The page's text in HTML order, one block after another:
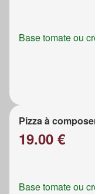
Base tomate ou
Pizza à
19.00 €
Base tomate ou